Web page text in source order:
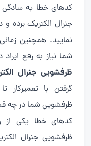
کدهای خطا به سادگی
جنرال الکتریک برده
نمایید. همچنین
شما نیاز به رفع ایراد
ظرفشویی جنرال
گرفتن با
ظرفشویی شما در چه
کدهای خطا یکی از
ظرفشویی جنرال